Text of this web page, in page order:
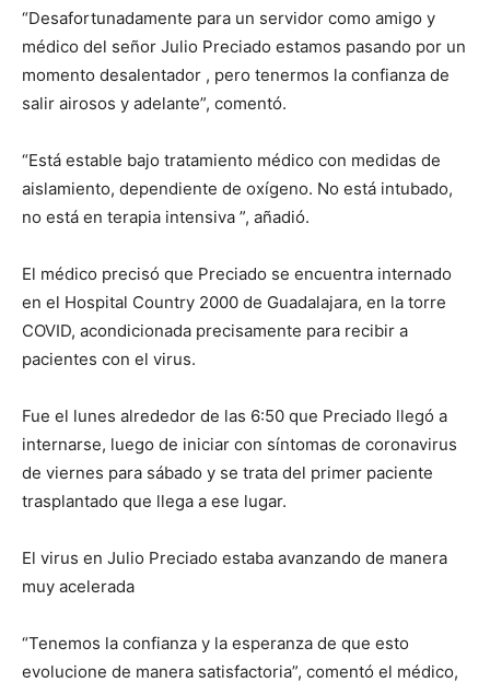
“Desafortunadamente para un servidor como amigo y
médico del señor Julio Preciado estamos pasando por un
momento desalentador , pero tenermos la confianza de
salir airosos y adelante”, comentó.
“Está estable bajo tratamiento médico con medidas de
aislamiento, dependiente de oxígeno. No está intubado,
no está en terapia intensiva ”, añadió.
El médico precisó que Preciado se encuentra internado
en el Hospital Country 2000 de Guadalajara, en la torre
COVID, acondicionada precisamente para recibir a
pacientes con el virus.
Fue el lunes alrededor de las 6:50 que Preciado llegó a
internarse, luego de iniciar con síntomas de coronavirus
de viernes para sábado y se trata del primer paciente
trasplantado que llega a ese lugar.
El virus en Julio Preciado estaba avanzando de manera
muy acelerada
“Tenemos la confianza y la esperanza de que esto
evolucione de manera satisfactoria”, comentó el médico,